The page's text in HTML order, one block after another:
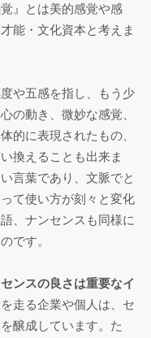
』とは美的感覚や感
能・文化資本と考えま
や五感を指し、もう少
の動き、微妙な感覚、
的に表現されたもの、
換えることも出来ま
言葉であり、文脈でと
て使い方が刻々と変化
、ナンセンスも同様に
です。
ンスの良さは重要なイ
走る企業や個人は、セ
醸成しています。た